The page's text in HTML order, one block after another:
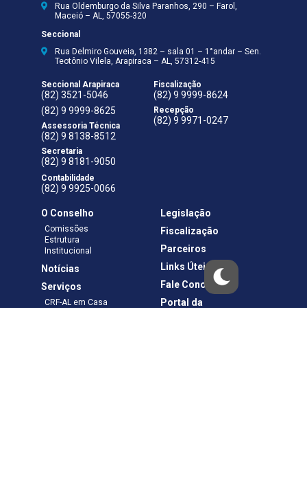
Rua Oldemburgo da Silva Paranhos, 290 – Farol,
Maceió – AL, 57055-320
Seccional
Rua Delmiro Gouveia, 1382 – sala 01 – 1°andar – Sen.
Teotônio Vilela, Arapiraca – AL, 57312-415
Seccional Arapiraca
(82) 3521-5046
(82) 9 9999-8625
Assessoria Técnica
(82) 9 8138-8512
Secretaria
(82) 9 8181-9050
Contabilidade
(82) 9 9925-0066
Fiscalização
(82) 9 9999-8624
Recepção
(82) 9 9971-0247
O Conselho
Comissões
Estrutura
Institucional
Notícias
Serviços
CRF-AL em Casa
Legislação
Fiscalização
Parceiros
Links Úteis
Fale Conosco
Portal da